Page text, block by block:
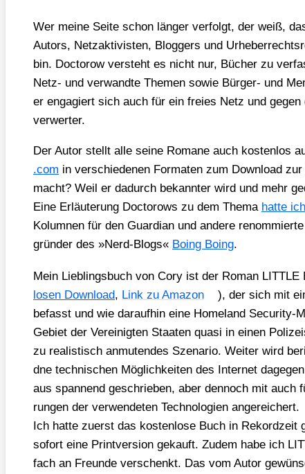
Wer mei­ne Sei­te schon län­ger ver­folgt, der weiß,
Autors, Netz­ak­ti­vis­ten, Blog­gers und
bin. Doc­to­row ver­steht es nicht nur, Bücher zu
Netz- und ver­wand­te The­men sowie Bür­ger- und
er enga­giert sich auch für ein frei­es Netz und
ver­wer­ter.
Der Autor stellt alle sei­ne Roma­ne auch kos­ten­los
.com in ver­schie­de­nen For­ma­ten zum Down­load
macht? Weil er dadurch bekann­ter wird und mehr
Eine Erläu­te­rung Doc­to­rows zu dem The­ma hat­te
Kolum­nen für den Guar­di­an und ande­re
grün­der des »Nerd-Blogs« Boing Boing.
Mein Lieb­lings­buch von Cory ist der Roman LITTLE
lo­sen Down­load, Link zu Ama­zon
), der sich mit
befasst und wie dar­auf­hin eine Home­land Secu­ri­ty-
Gebiet der Ver­ei­nig­ten Staa­ten qua­si in einen
zu rea­lis­tisch anmu­ten­des Sze­na­rio. Wei­ter wird
dne tech­ni­schen Mög­lich­kei­ten des Inter­net
aus span­nend geschrie­ben, aber den­noch mit
run­gen der ver­wen­de­ten Tech­no­lo­gien ange­rei­chert.
Ich hat­te zuerst das kos­ten­lo­se Buch in Rekord­zeit
sofort eine Print­ver­si­on gekauft. Zudem habe ich
fach an Freun­de ver­schenkt. Das vom Autor